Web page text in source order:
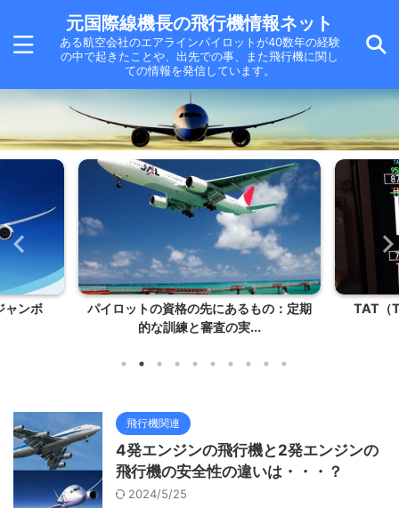
元国際線機長の飛行機情報ネット
ある航空会社のエアラインパイロットが40数年の経験
の中で起きたことや、出先での事、また飛行機に関し
ての情報を発信しています。
ャンボ
パイロットの資格の先にあるもの：定期
的な訓練と審査の実...
TAT（
飛行機関連
4発エンジンの飛行機と2発エンジンの
飛行機の安全性の違いは・・・？
2024/5/25